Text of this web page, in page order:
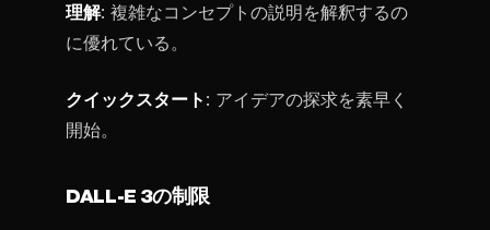
理解: 複雑なコンセプトの説明を解釈するの
に優れている。
クイックスタート : アイデアの探求を素早く
開始。
DALL-E 3の制限